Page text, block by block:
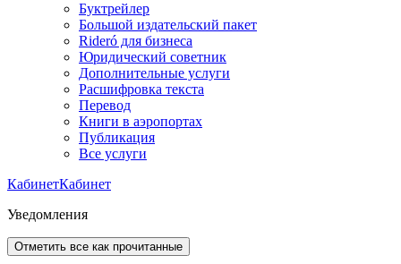
Буктрейлер
Большой издательский пакет
Rideró для бизнеса
Юридический советник
Дополнительные услуги
Расшифровка текста
Перевод
Книги в аэропортах
Публикация
Все услуги
КабинетКабинет
Уведомления
Отметить все как прочитанные